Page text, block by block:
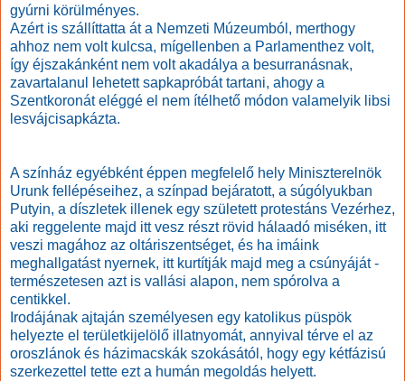
gyúrni körülményes.
Azért is szállíttatta át a Nemzeti Múzeumból, merthogy
ahhoz nem volt kulcsa, mígellenben a Parlamenthez volt,
így éjszakánként nem volt akadálya a besurranásnak,
zavartalanul lehetett sapkapróbát tartani, ahogy a
Szentkoronát eléggé el nem ítélhető módon valamelyik libsi
lesvájcisapkázta.
A színház egyébként éppen megfelelő hely Miniszterelnök
Urunk fellépéseihez, a színpad bejáratott, a súgólyukban
Putyin, a díszletek illenek egy született protestáns Vezérhez,
aki reggelente majd itt vesz részt rövid hálaadó miséken, itt
veszi magához az oltáriszentséget, és ha imáink
meghallgatást nyernek, itt kurtítják majd meg a csúnyáját -
természetesen azt is vallási alapon, nem spórolva a
centikkel.
Irodájának ajtaján személyesen egy katolikus püspök
helyezte el területkijelölő illatnyomát, annyival térve el az
oroszlánok és házimacskák szokásától, hogy egy kétfázisú
szerkezettel tette ezt a humán megoldás helyett.